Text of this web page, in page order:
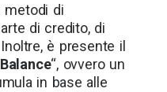
metodi di
di credito, di
è presente il
“, ovvero un
in base alle